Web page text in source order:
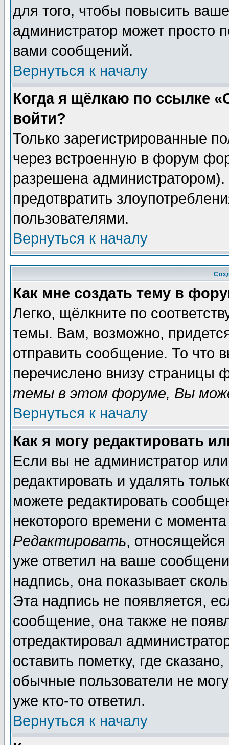
для того, чтобы повысить
администратор может просто
вами сообщений.
Вернуться к началу
Когда я щёлкаю по ссылке
войти?
Только зарегистрированные
через встроенную в форум
разрешена
предотвратить
пользователями.
Вернуться к началу
Как мне создать тему в
Легко, щёлкните по
темы. Вам, возможно,
отправить сообщение. То что
перечислено внизу страницы
темы в этом форуме, Вы
Вернуться к началу
Как я могу редактировать
Если вы не администратор
редактировать и удалять
можете редактировать
некоторого времени с
Редактировать,
уже ответил на ваше
надпись, она показывает
Эта надпись не появляется,
сообщение, она также не
отредактировал
оставить пометку, где
обычные пользователи не
уже кто-то ответил.
Вернуться к началу